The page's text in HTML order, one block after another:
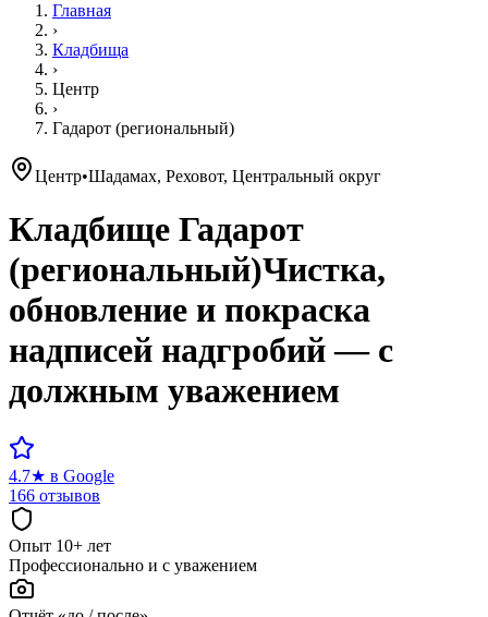
Главная
›
Кладбища
›
Центр
›
Гадарот (региональный)
Центр•Шадамах, Реховот, Центральный округ
Кладбище Гадарот
(региональный)Чистка,
обновление и покраска
надписей надгробий — с
должным уважением
4.7★ в Google
166 отзывов
Опыт 10+ лет
Профессионально и с уважением